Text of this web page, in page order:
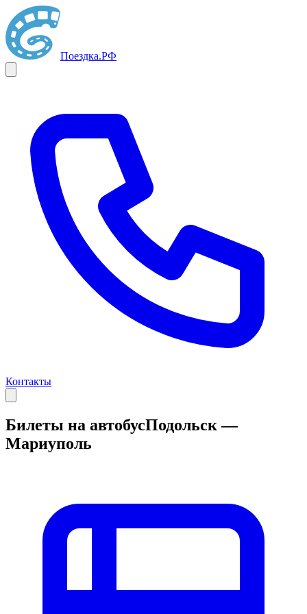
Поездка.РФ
Контакты
Билеты на автобусПодольск —
Мариуполь